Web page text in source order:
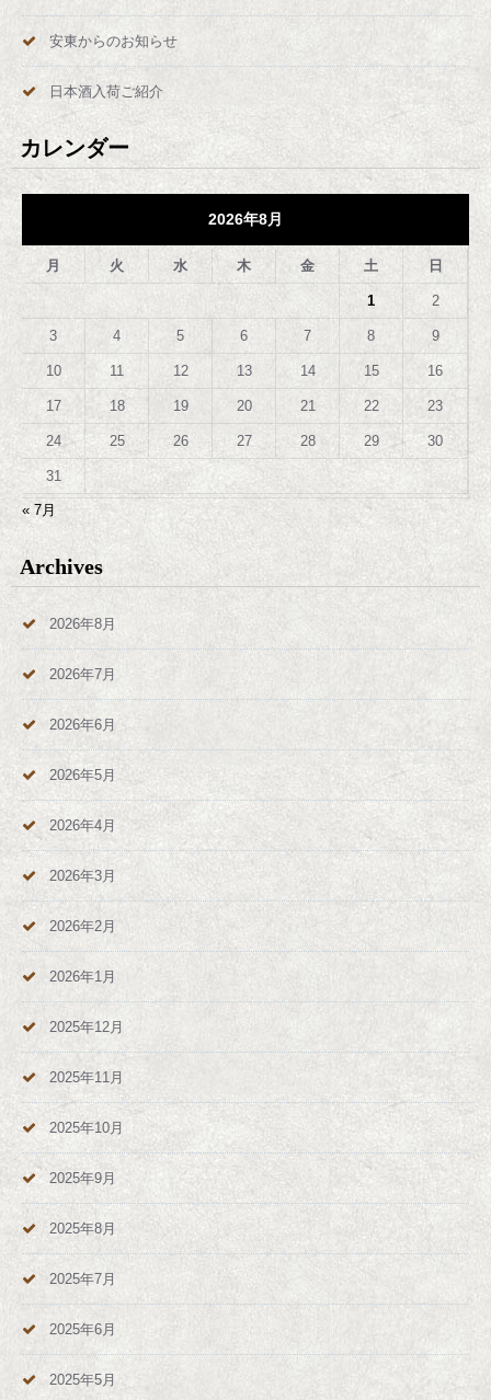
安東からのお知らせ
日本酒入荷ご紹介
カレンダー
2026年8月
月 火 水 木 金 土 日
1 2
3 4 5 6 7 8 9
10 11 12 13 14 15 16
17 18 19 20 21 22 23
24 25 26 27 28 29 30
31
« 7月
Archives
2026年8月
2026年7月
2026年6月
2026年5月
2026年4月
2026年3月
2026年2月
2026年1月
2025年12月
2025年11月
2025年10月
2025年9月
2025年8月
2025年7月
2025年6月
2025年5月